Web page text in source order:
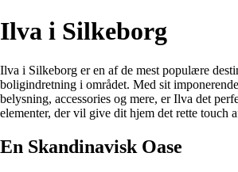
Ilva i Silkeborg
Ilva i Silkeborg er en af de mest populære
boligindretning i området. Med sit
belysning, accessories og mere, er Ilva det
elementer, der vil give dit hjem det rette touch
En Skandinavisk Oase